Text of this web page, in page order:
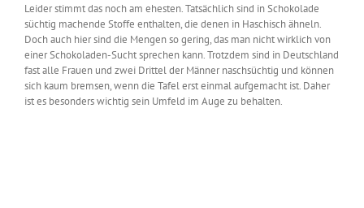
Leider stimmt das noch am ehesten. Tatsächlich sind in Schokolade
süchtig machende Stoffe enthalten, die denen in Haschisch ähneln.
Doch auch hier sind die Mengen so gering, das man nicht wirklich von
einer Schokoladen-Sucht sprechen kann. Trotzdem sind in Deutschland
fast alle Frauen und zwei Drittel der Männer naschsüchtig und können
sich kaum bremsen, wenn die Tafel erst einmal aufgemacht ist. Daher
ist es besonders wichtig sein Umfeld im Auge zu behalten.